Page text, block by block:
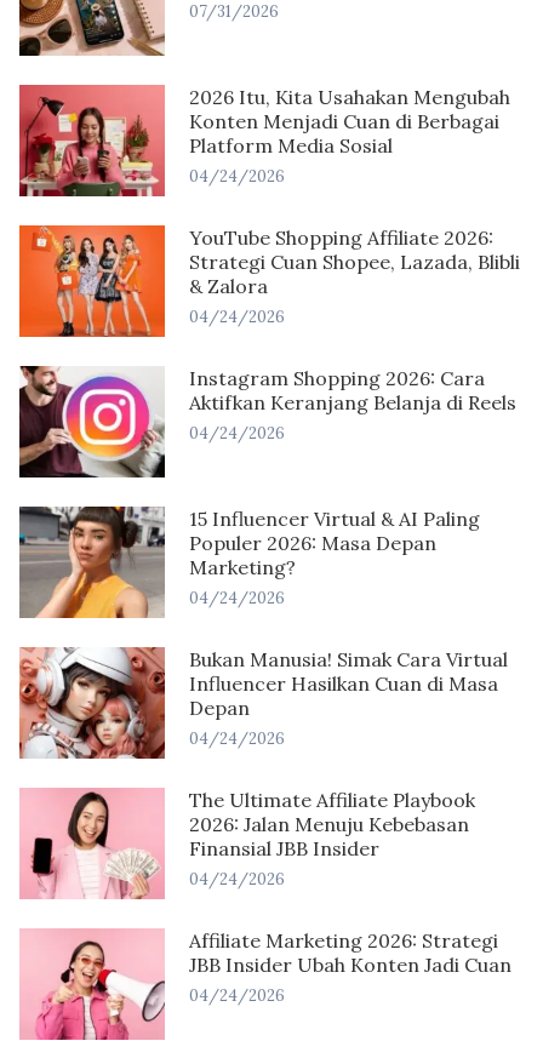
07/31/2026
2026 Itu, Kita Usahakan Mengubah
Konten Menjadi Cuan di Berbagai
Platform Media Sosial
04/24/2026
YouTube Shopping Affiliate 2026:
Strategi Cuan Shopee, Lazada, Blibli
& Zalora
04/24/2026
Instagram Shopping 2026: Cara
Aktifkan Keranjang Belanja di Reels
04/24/2026
15 Influencer Virtual & AI Paling
Populer 2026: Masa Depan
Marketing?
04/24/2026
Bukan Manusia! Simak Cara Virtual
Influencer Hasilkan Cuan di Masa
Depan
04/24/2026
The Ultimate Affiliate Playbook
2026: Jalan Menuju Kebebasan
Finansial JBB Insider
04/24/2026
Affiliate Marketing 2026: Strategi
JBB Insider Ubah Konten Jadi Cuan
04/24/2026